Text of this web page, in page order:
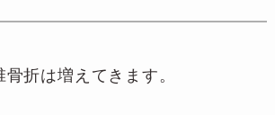
折は増えてきます。